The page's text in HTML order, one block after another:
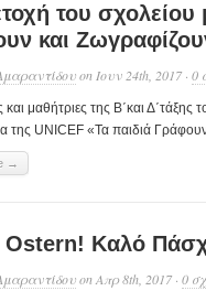
του
και
on Ιουν 24th, 2017 · 0
και μαθήτριες της Β΄και Δ΄τάξης
της UNICEF «Τα παιδιά
→
Ostern! Καλό
on Απρ 8th, 2017 · 0